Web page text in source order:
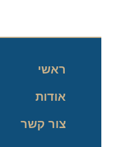
ראשי
אודות
צור קשר